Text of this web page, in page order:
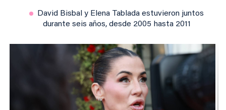
David Bisbal y Elena Tablada estuvieron juntos
durante seis años, desde 2005 hasta 2011